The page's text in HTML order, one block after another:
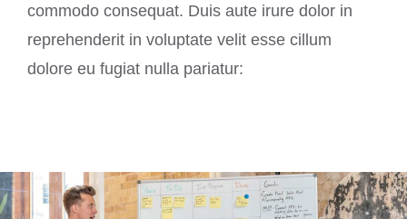
commodo consequat. Duis aute irure dolor in
reprehenderit in voluptate velit esse cillum
dolore eu fugiat nulla pariatur: